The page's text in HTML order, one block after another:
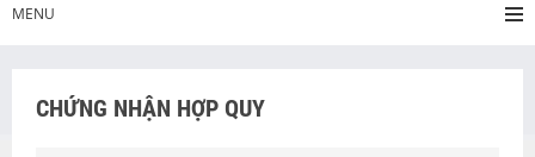
MENU
CHỨNG NHẬN HỢP QUY